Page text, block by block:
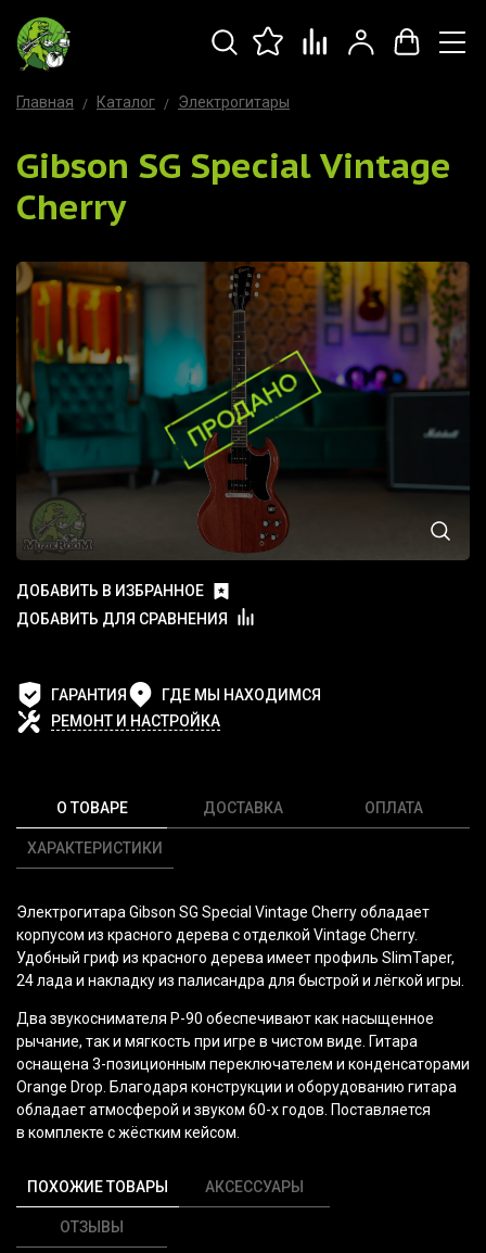
Главная Каталог Электрогитары
Gibson SG Special Vintage
Cherry
ДОБАВИТЬ В ИЗБРАННОЕ
ДОБАВИТЬ ДЛЯ СРАВНЕНИЯ
ГАРАНТИЯ
ГДЕ МЫ НАХОДИМСЯ
РЕМОНТ И НАСТРОЙКА
О ТОВАРЕ
ХАРАКТЕРИСТИКИ
ДОСТАВКА ОПЛАТА
Электрогитара Gibson SG Special Vintage Cherry обладает
корпусом из красного дерева с отделкой Vintage Cherry.
Удобный гриф из красного дерева имеет профиль SlimTaper,
24 лада и накладку из палисандра для быстрой и лёгкой игры.
Два звукоснимателя P-90 обеспечивают как насыщенное
рычание, так и мягкость при игре в чистом виде. Гитара
оснащена 3-позиционным переключателем и конденсаторами
Orange Drop. Благодаря конструкции и оборудованию гитара
обладает атмосферой и звуком 60-х годов. Поставляется
в комплекте с жёстким кейсом.
ПОХОЖИЕ ТОВАРЫ АКСЕССУАРЫ
ОТЗЫВЫ